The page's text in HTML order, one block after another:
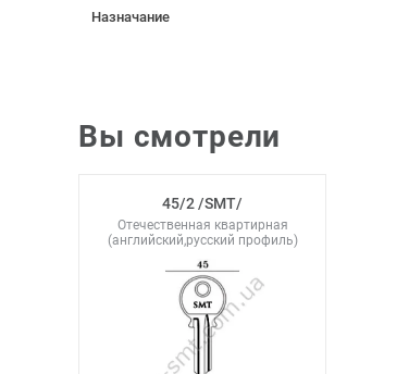
Назначание
Вы смотрели
45/2 /SMT/
Отечественная квартирная
(английский,русский профиль)